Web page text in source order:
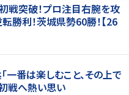
戦突破！プロ注目右腕を攻
勝利！茨城県勢60勝！【26
一番は楽しむこと、その上で
戦へ熱い思い